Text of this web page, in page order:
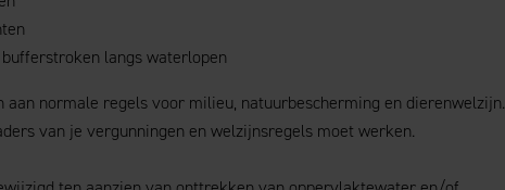
langs waterlopen
aan normale regels voor milieu, natuurbescherming en dierenwelzijn.
van je vergunningen en welzijnsregels moet werken.